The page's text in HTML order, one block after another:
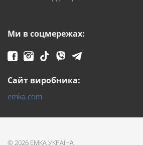
Ми в соцмережах:
Сайт виробника:
emka.com
© 2026 ЕМКА УКРАЇНА